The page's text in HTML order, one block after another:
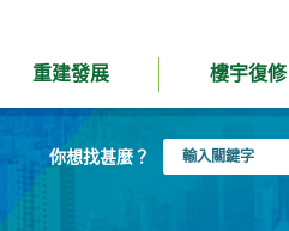
重建發展 樓宇復修
你想找甚麼？
入